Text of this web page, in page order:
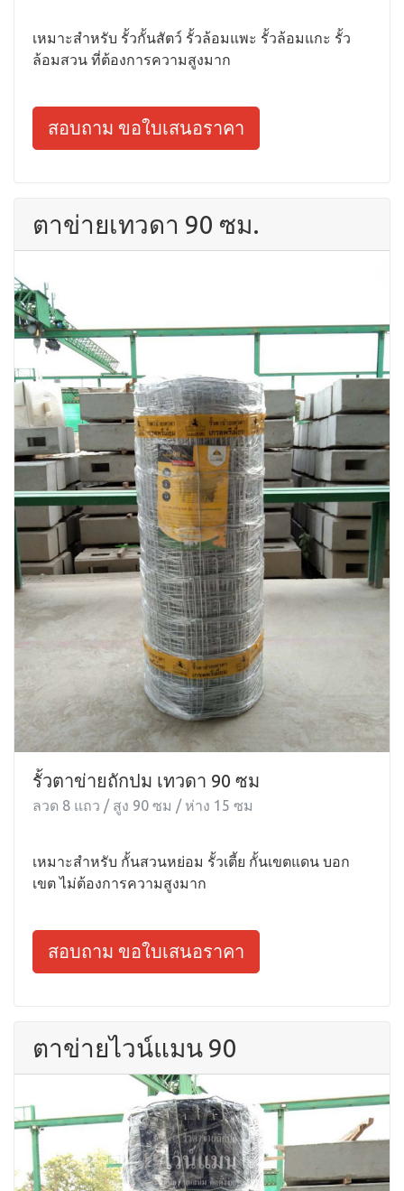
เหมาะสำหรับ รั้วกั้นสัตว์ รั้วล้อมแพะ รั้วล้อมแกะ รั้ว
ล้อมสวน ที่ต้องการความสูงมาก
สอบถาม ขอใบเสนอราคา
ตาข่ายเทวดา 90 ซม.
รั้วตาข่ายถักปม เทวดา 90 ซม
ลวด 8 แถว / สูง 90 ซม / ห่าง 15 ซม
เหมาะสำหรับ กั้นสวนหย่อม รั้วเตี้ย กั้นเขตแดน บอก
เขต ไม่ต้องการความสูงมาก
สอบถาม ขอใบเสนอราคา
ตาข่ายไวน์แมน 90